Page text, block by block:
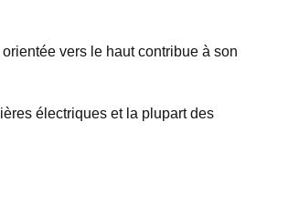
vers le haut contribue à son
électriques et la plupart des